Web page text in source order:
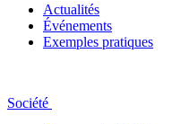
Actualités
Événements
Exemples pratiques
Société